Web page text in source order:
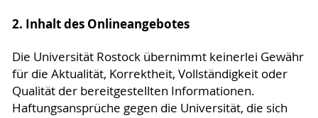
2. Inhalt des Onlineangebotes
Die Universität Rostock übernimmt keinerlei Gewähr
für die Aktualität, Korrektheit, Vollständigkeit oder
Qualität der bereitgestellten Informationen.
Haftungsansprüche gegen die Universität, die sich